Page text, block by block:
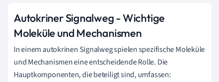
Autokriner Signalweg - Wichtige
Moleküle und Mechanismen
In einem autokrinen Signalweg spielen spezifische Moleküle
und Mechanismen eine entscheidende Rolle. Die
Hauptkomponenten, die beteiligt sind, umfassen: